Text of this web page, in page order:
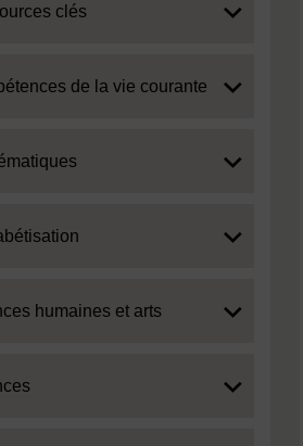
clés
de la vie courante
humaines et arts